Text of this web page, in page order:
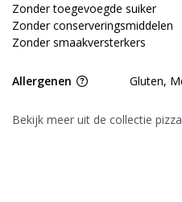
Zonder toegevoegde suiker
Zonder conserveringsmiddelen
Zonder smaakversterkers
Allergenen Gluten,
Bekijk meer uit de collectie